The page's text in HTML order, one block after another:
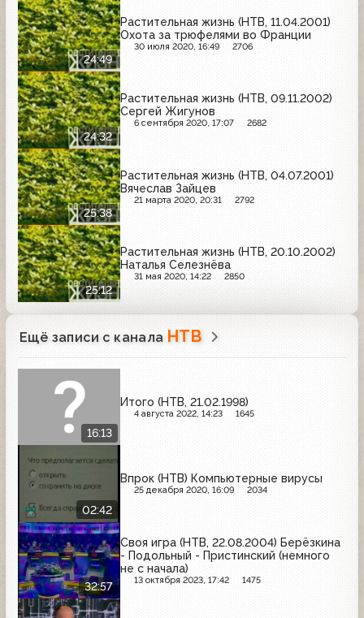
24:49
Растительная жизнь (НТВ, 11.04.2001)
Охота за трюфелями во Франции
30 июля 2020, 16:49 2706
24:32
Растительная жизнь (НТВ, 09.11.2002)
Сергей Жигунов
6 сентября 2020, 17:07 2682
25:38
Растительная жизнь (НТВ, 04.07.2001)
Вячеслав Зайцев
21 марта 2020, 20:31 2792
25:12
Растительная жизнь (НТВ, 20.10.2002)
Наталья Селезнёва
31 мая 2020, 14:22 2850
Ещё записи с канала НТВ
16:13
Итого (НТВ, 21.02.1998)
4 августа 2022, 14:23 1645
02:42
Впрок (НТВ) Компьютерные вирусы
25 декабря 2020, 16:09 2034
32:57
Своя игра (НТВ, 22.08.2004) Берёзкина
- Подольный - Пристинский (немного
не с начала)
13 октября 2023, 17:42 1475